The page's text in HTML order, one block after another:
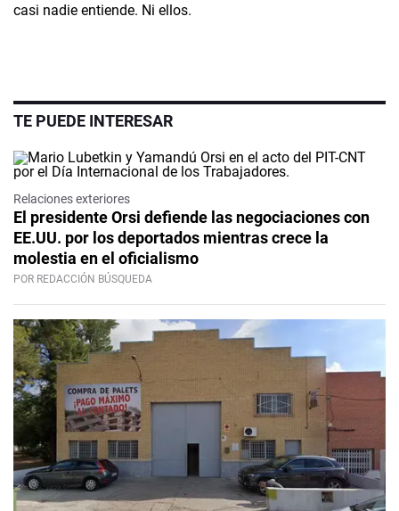
casi nadie entiende. Ni ellos.
TE PUEDE INTERESAR
Relaciones exteriores
El presidente Orsi defiende las negociaciones con
EE.UU. por los deportados mientras crece la
molestia en el oficialismo
POR REDACCIÓN BÚSQUEDA